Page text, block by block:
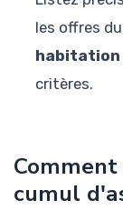
les offres
habitation
critères.
cumul